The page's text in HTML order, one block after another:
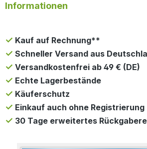
Informationen
Kauf auf Rechnung**
Schneller Versand aus
Versandkostenfrei ab 49 € (DE)
Echte Lagerbestände
Käuferschutz
Einkauf auch ohne Registrierung
30 Tage erweitertes